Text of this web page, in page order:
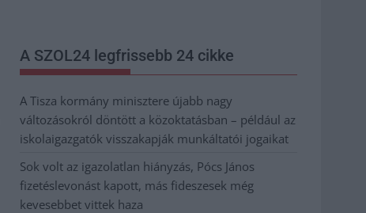
A SZOL24 legfrissebb 24 cikke
A Tisza kormány minisztere újabb nagy
változásokról döntött a közoktatásban – például az
iskolaigazgatók visszakapják munkáltatói jogaikat
Sok volt az igazolatlan hiányzás, Pócs János
fizetéslevonást kapott, más fideszesek még
kevesebbet vittek haza